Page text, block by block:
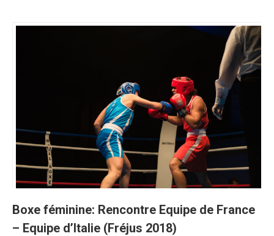
Boxe féminine: Rencontre Equipe de France
– Equipe d’Italie (Fréjus 2018)